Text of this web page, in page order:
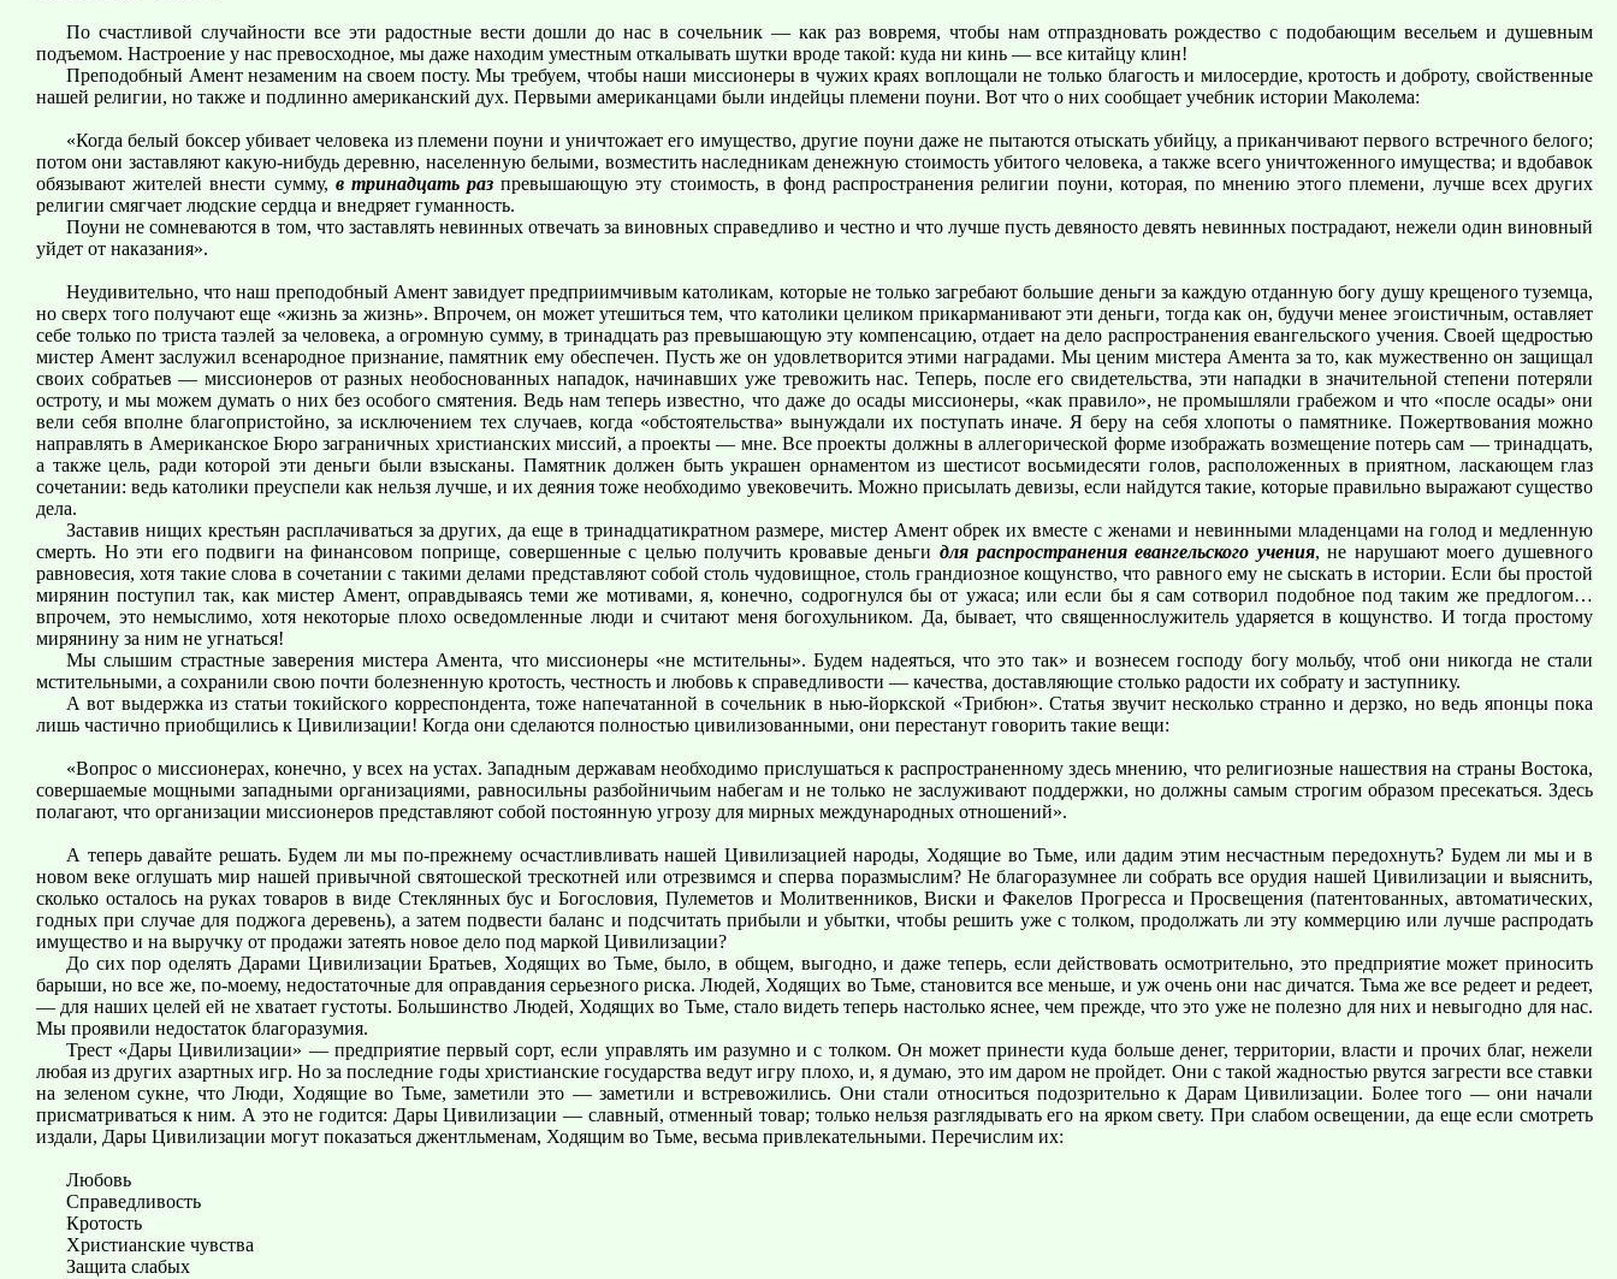
По счастливой случайности все эти радостные вести дошли до нас в сочельник — как раз вовремя, чтобы нам отпраздновать рождество с подобающим весельем и душевным
подъемом. Настроение у нас превосходное, мы даже находим уместным откалывать шутки вроде такой: куда ни кинь — все китайцу клин!
Преподобный Амент незаменим на своем посту. Мы требуем, чтобы наши миссионеры в чужих краях воплощали не только благость и милосердие, кротость и доброту, свойственные
нашей религии, но также и подлинно американский дух. Первыми американцами были индейцы племени поуни. Вот что о них сообщает учебник истории Маколема:
«Когда белый боксер убивает человека из племени поуни и уничтожает его имущество, другие поуни даже не пытаются отыскать убийцу, а приканчивают первого встречного белого;
потом они заставляют какую-нибудь деревню, населенную белыми, возместить наследникам денежную стоимость убитого человека, а также всего уничтоженного имущества; и вдобавок
обязывают жителей внести сумму, в тринадцать раз превышающую эту стоимость, в фонд распространения религии поуни, которая, по мнению этого племени, лучше всех других
религии смягчает людские сердца и внедряет гуманность.
Поуни не сомневаются в том, что заставлять невинных отвечать за виновных справедливо и честно и что лучше пусть девяносто девять невинных пострадают, нежели один виновный
уйдет от наказания».
Неудивительно, что наш преподобный Амент завидует предприимчивым католикам, которые не только загребают большие деньги за каждую отданную богу душу крещеного туземца,
но сверх того получают еще «жизнь за жизнь». Впрочем, он может утешиться тем, что католики целиком прикарманивают эти деньги, тогда как он, будучи менее эгоистичным, оставляет
себе только по триста таэлей за человека, а огромную сумму, в тринадцать раз превышающую эту компенсацию, отдает на дело распространения евангельского учения. Своей щедростью
мистер Амент заслужил всенародное признание, памятник ему обеспечен. Пусть же он удовлетворится этими наградами. Мы ценим мистера Амента за то, как мужественно он защищал
своих собратьев — миссионеров от разных необоснованных нападок, начинавших уже тревожить нас. Теперь, после его свидетельства, эти нападки в значительной степени потеряли
остроту, и мы можем думать о них без особого смятения. Ведь нам теперь известно, что даже до осады миссионеры, «как правило», не промышляли грабежом и что «после осады» они
вели себя вполне благопристойно, за исключением тех случаев, когда «обстоятельства» вынуждали их поступать иначе. Я беру на себя хлопоты о памятнике. Пожертвования можно
направлять в Американское Бюро заграничных христианских миссий, а проекты — мне. Все проекты должны в аллегорической форме изображать возмещение потерь сам — тринадцать,
а также цель, ради которой эти деньги были взысканы. Памятник должен быть украшен орнаментом из шестисот восьмидесяти голов, расположенных в приятном, ласкающем глаз
сочетании: ведь католики преуспели как нельзя лучше, и их деяния тоже необходимо увековечить. Можно присылать девизы, если найдутся такие, которые правильно выражают существо
дела.
Заставив нищих крестьян расплачиваться за других, да еще в тринадцатикратном размере, мистер Амент обрек их вместе с женами и невинными младенцами на голод и медленную
смерть. Но эти его подвиги на финансовом поприще, совершенные с целью получить кровавые деньги для распространения евангельского учения, не нарушают моего душевного
равновесия, хотя такие слова в сочетании с такими делами представляют собой столь чудовищное, столь грандиозное кощунство, что равного ему не сыскать в истории. Если бы простой
мирянин поступил так, как мистер Амент, оправдываясь теми же мотивами, я, конечно, содрогнулся бы от ужаса; или если бы я сам сотворил подобное под таким же предлогом…
впрочем, это немыслимо, хотя некоторые плохо осведомленные люди и считают меня богохульником. Да, бывает, что священнослужитель ударяется в кощунство. И тогда простому
мирянину за ним не угнаться!
Мы слышим страстные заверения мистера Амента, что миссионеры «не мстительны». Будем надеяться, что это так» и вознесем господу богу мольбу, чтоб они никогда не стали
мстительными, а сохранили свою почти болезненную кротость, честность и любовь к справедливости — качества, доставляющие столько радости их собрату и заступнику.
А вот выдержка из статьи токийского корреспондента, тоже напечатанной в сочельник в нью-йоркской «Трибюн». Статья звучит несколько странно и дерзко, но ведь японцы пока
лишь частично приобщились к Цивилизации! Когда они сделаются полностью цивилизованными, они перестанут говорить такие вещи:
«Вопрос о миссионерах, конечно, у всех на устах. Западным державам необходимо прислушаться к распространенному здесь мнению, что религиозные нашествия на страны Востока,
совершаемые мощными западными организациями, равносильны разбойничьим набегам и не только не заслуживают поддержки, но должны самым строгим образом пресекаться. Здесь
полагают, что организации миссионеров представляют собой постоянную угрозу для мирных международных отношений».
А теперь давайте решать. Будем ли мы по-прежнему осчастливливать нашей Цивилизацией народы, Ходящие во Тьме, или дадим этим несчастным передохнуть? Будем ли мы и в
новом веке оглушать мир нашей привычной святошеской трескотней или отрезвимся и сперва поразмыслим? Не благоразумнее ли собрать все орудия нашей Цивилизации и выяснить,
сколько осталось на руках товаров в виде Стеклянных бус и Богословия, Пулеметов и Молитвенников, Виски и Факелов Прогресса и Просвещения (патентованных, автоматических,
годных при случае для поджога деревень), а затем подвести баланс и подсчитать прибыли и убытки, чтобы решить уже с толком, продолжать ли эту коммерцию или лучше распродать
имущество и на выручку от продажи затеять новое дело под маркой Цивилизации?
До сих пор оделять Дарами Цивилизации Братьев, Ходящих во Тьме, было, в общем, выгодно, и даже теперь, если действовать осмотрительно, это предприятие может приносить
барыши, но все же, по-моему, недостаточные для оправдания серьезного риска. Людей, Ходящих во Тьме, становится все меньше, и уж очень они нас дичатся. Тьма же все редеет и редеет,
— для наших целей ей не хватает густоты. Большинство Людей, Ходящих во Тьме, стало видеть теперь настолько яснее, чем прежде, что это уже не полезно для них и невыгодно для нас.
Мы проявили недостаток благоразумия.
Трест «Дары Цивилизации» — предприятие первый сорт, если управлять им разумно и с толком. Он может принести куда больше денег, территории, власти и прочих благ, нежели
любая из других азартных игр. Но за последние годы христианские государства ведут игру плохо, и, я думаю, это им даром не пройдет. Они с такой жадностью рвутся загрести все ставки
на зеленом сукне, что Люди, Ходящие во Тьме, заметили это — заметили и встревожились. Они стали относиться подозрительно к Дарам Цивилизации. Более того — они начали
присматриваться к ним. А это не годится: Дары Цивилизации — славный, отменный товар; только нельзя разглядывать его на ярком свету. При слабом освещении, да еще если смотреть
издали, Дары Цивилизации могут показаться джентльменам, Ходящим во Тьме, весьма привлекательными. Перечислим их:
Любовь
Справедливость
Кротость
Христианские чувства
Защита слабых